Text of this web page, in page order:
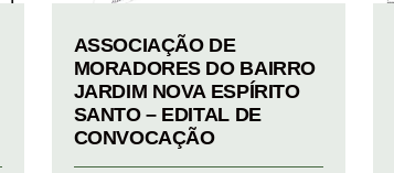
ASSOCIAÇÃO DE
MORADORES DO BAIRRO
JARDIM NOVA ESPÍRITO
SANTO – EDITAL DE
CONVOCAÇÃO